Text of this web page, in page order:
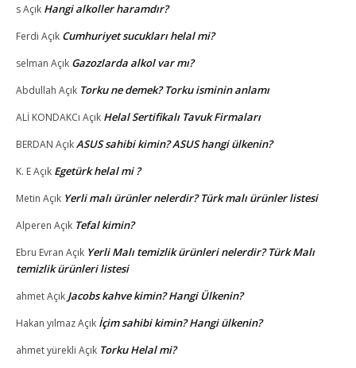
sAçık Hangi alkoller haramdır?
Ferdi Açık Cumhuriyet sucukları helal mi?
selman Açık Gazozlarda alkol var mı?
Abdullah Açık Torku ne demek? Torku isminin anlamı
ALİ KONDAKCı Açık Helal Sertifikalı Tavuk Firmaları
BERDAN AçıkASUS sahibi kimin? ASUS hangi ülkenin?
K. EAçık Egetürk helal mi ?
Metin Açık Yerli malı ürünler nelerdir? Türk malı ürünler listesi
Alperen Açık Tefal kimin?
Ebru Evran Açık Yerli Malı temizlik ürünleri nelerdir? Türk Malı
temizlik ürünleri listesi
ahmetAçık Jacobs kahve kimin? Hangi Ülkenin?
Hakan yılmazAçık İçim sahibi kimin? Hangi ülkenin?
ahmet yürekli Açık Torku Helal mi?